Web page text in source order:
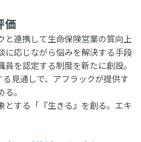
価
連携して生命保険営業の質向上
に応じながら悩みを解決する手段
を認定する制度を新たに創設。
見通しで、アフラックが提供す
。
する「『生きる』を創る。エキ